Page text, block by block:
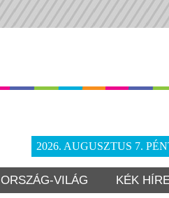
2026. AUGUSZTUS 7.
ORSZÁG-VILÁG KÉK